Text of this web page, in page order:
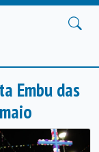
Embu das